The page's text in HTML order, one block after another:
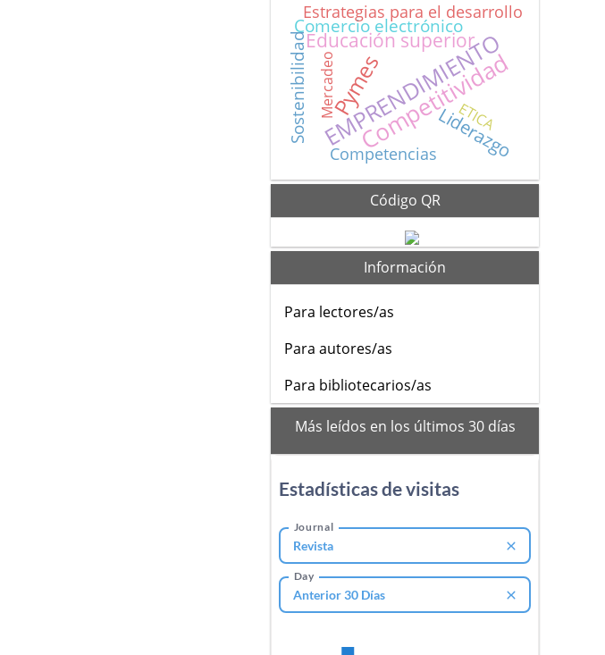
Competitividad
EMPRENDIMIENTO
Pymes
Educación superior
Liderazgo
Comercio electrónico
Sostenibilidad
Competencias
Estrategias para el desarrollo
Mercadeo ETICA
Código QR
Información
Para lectores/as
Para autores/as
Para bibliotecarios/as
mas_vistos
Más leídos en los últimos 30 días